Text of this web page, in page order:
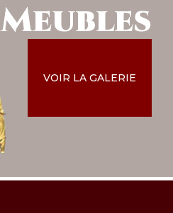
Meubles
VOIR LA GALERIE